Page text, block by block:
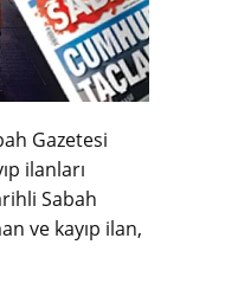
Gazetesi
ilanları
Sabah
ve kayıp ilan,